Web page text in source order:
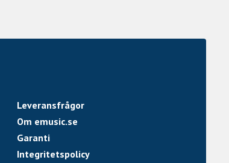
Leveransfrågor
Om emusic.se
Garanti
Integritetspolicy